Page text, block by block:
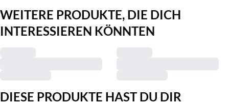
WEITERE PRODUKTE, DIE DICH
INTERESSIEREN KÖNNTEN
DIESE PRODUKTE HAST DU DIR